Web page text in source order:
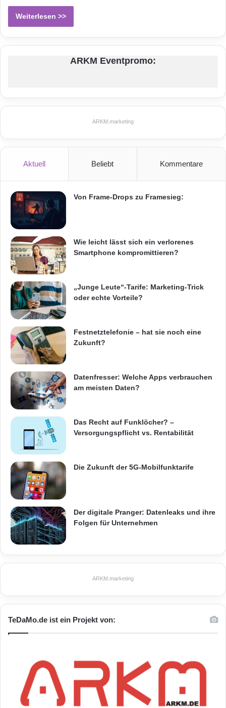
Weiterlesen >>
ARKM Eventpromo:
ARKM.marketing
Aktuell Beliebt Kommentare
Von Frame-Drops zu Framesieg:
Wie leicht lässt sich ein verlorenes
Smartphone kompromittieren?
„Junge Leute“-Tarife: Marketing-Trick
oder echte Vorteile?
Festnetztelefonie – hat sie noch eine
Zukunft?
Datenfresser: Welche Apps verbrauchen
am meisten Daten?
Das Recht auf Funklöcher? –
Versorgungspflicht vs. Rentabilität
Die Zukunft der 5G-Mobilfunktarife
Der digitale Pranger: Datenleaks und ihre
Folgen für Unternehmen
ARKM.marketing
TeDaMo.de ist ein Projekt von: